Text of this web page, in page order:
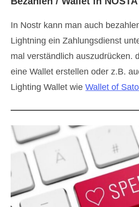
In Nostr kann man auch
Lightning ein Zahlungsdienst
mal verständlich auszudrücken.
eine Wallet erstellen oder z.B.
Lighting Wallet wieWallet of